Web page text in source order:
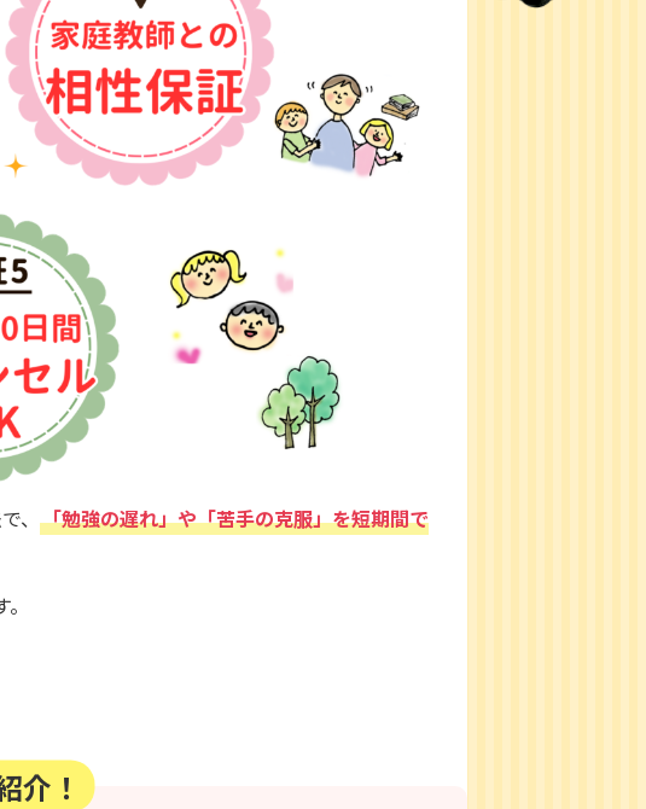
、 「勉強の遅れ」や「苦手の克服」を短期間で
介！